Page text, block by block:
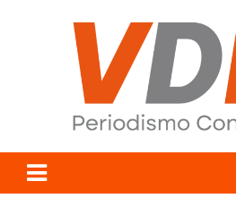
valledelmayo.com